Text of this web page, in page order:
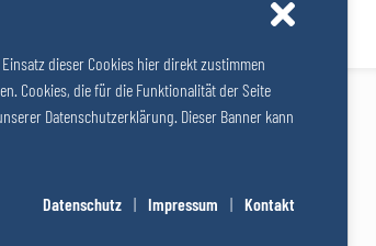
Impressum Datenschutz Cookies
Website by SUNNY ROCKET MediaHouse
dieser Cookies hier direkt zustimmen
Cookies, die für die Funktionalität der Seite
Datenschutzerklärung. Dieser Banner kann
Datenschutz | Impressum | Kontakt